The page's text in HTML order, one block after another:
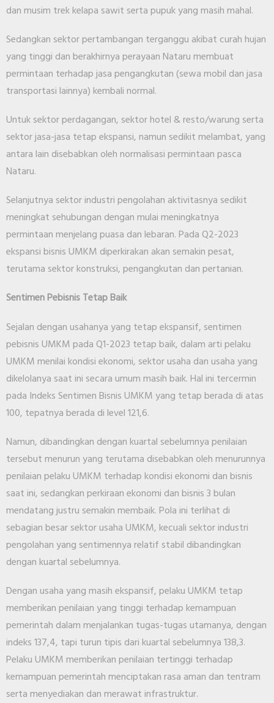
dan musim trek kelapa sawit serta pupuk yang masih mahal.
Sedangkan sektor pertambangan terganggu akibat curah hujan
yang tinggi dan berakhirnya perayaan Nataru membuat
permintaan terhadap jasa pengangkutan (sewa mobil dan jasa
transportasi lainnya) kembali normal.
Untuk sektor perdagangan, sektor hotel & resto/warung serta
sektor jasa-jasa tetap ekspansi, namun sedikit melambat, yang
antara lain disebabkan oleh normalisasi permintaan pasca
Nataru.
Selanjutnya sektor industri pengolahan aktivitasnya sedikit
meningkat sehubungan dengan mulai meningkatnya
permintaan menjelang puasa dan lebaran. Pada Q2-2023
ekspansi bisnis UMKM diperkirakan akan semakin pesat,
terutama sektor konstruksi, pengangkutan dan pertanian.
Sentimen Pebisnis Tetap Baik
Sejalan dengan usahanya yang tetap ekspansif, sentimen
pebisnis UMKM pada Q1-2023 tetap baik, dalam arti pelaku
UMKM menilai kondisi ekonomi, sektor usaha dan usaha yang
dikelolanya saat ini secara umum masih baik. Hal ini tercermin
pada Indeks Sentimen Bisnis UMKM yang tetap berada di atas
100, tepatnya berada di level 121,6.
Namun, dibandingkan dengan kuartal sebelumnya penilaian
tersebut menurun yang terutama disebabkan oleh menurunnya
penilaian pelaku UMKM terhadap kondisi ekonomi dan bisnis
saat ini, sedangkan perkiraan ekonomi dan bisnis 3 bulan
mendatang justru semakin membaik. Pola ini terlihat di
sebagian besar sektor usaha UMKM, kecuali sektor industri
pengolahan yang sentimennya relatif stabil dibandingkan
dengan kuartal sebelumnya.
Dengan usaha yang masih ekspansif, pelaku UMKM tetap
memberikan penilaian yang tinggi terhadap kemampuan
pemerintah dalam menjalankan tugas-tugas utamanya, dengan
indeks 137,4, tapi turun tipis dari kuartal sebelumnya 138,3.
Pelaku UMKM memberikan penilaian tertinggi terhadap
kemampuan pemerintah menciptakan rasa aman dan tentram
serta menyediakan dan merawat infrastruktur.